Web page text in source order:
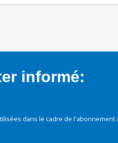
informé:
dans le cadre de l'abonnement